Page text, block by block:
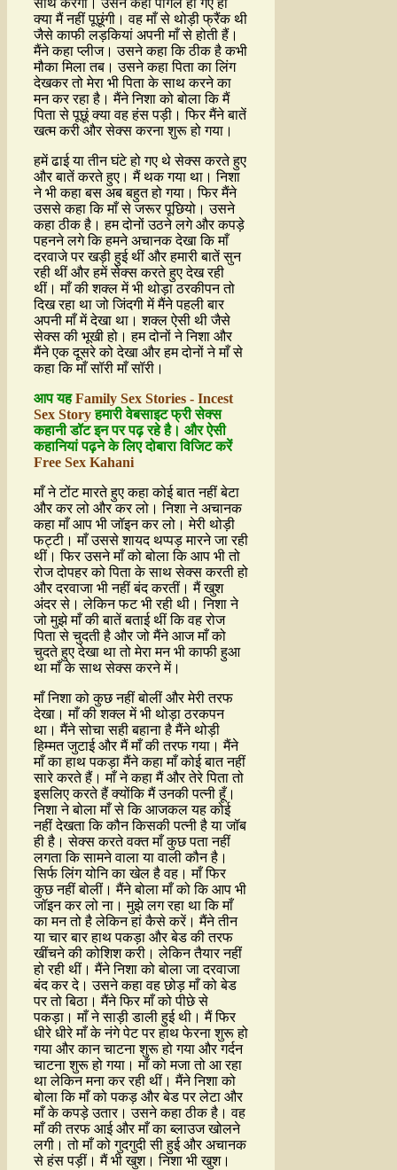
साथ करेगी। उसने कहा पागल हो गए हो
क्या मैं नहीं पूछूंगी। वह माँ से थोड़ी फ्रैंक थी
जैसे काफी लड़कियां अपनी माँ से होती हैं।
मैंने कहा प्लीज। उसने कहा कि ठीक है कभी
मौका मिला तब। उसने कहा पिता का लिंग
देखकर तो मेरा भी पिता के साथ करने का
मन कर रहा है। मैंने निशा को बोला कि मैं
पिता से पूछूं क्या वह हंस पड़ी। फिर मैंने बातें
खत्म करी और सेक्स करना शुरू हो गया।
हमें ढाई या तीन घंटे हो गए थे सेक्स करते हुए
और बातें करते हुए। मैं थक गया था। निशा
ने भी कहा बस अब बहुत हो गया। फिर मैंने
उससे कहा कि माँ से जरूर पूछियो। उसने
कहा ठीक है। हम दोनों उठने लगे और कपड़े
पहनने लगे कि हमने अचानक देखा कि माँ
दरवाजे पर खड़ी हुई थीं और हमारी बातें सुन
रही थीं और हमें सेक्स करते हुए देख रही
थीं। माँ की शक्ल में भी थोड़ा ठरकीपन तो
दिख रहा था जो जिंदगी में मैंने पहली बार
अपनी माँ में देखा था। शक्ल ऐसी थी जैसे
सेक्स की भूखी हो। हम दोनों ने निशा और
मैंने एक दूसरे को देखा और हम दोनों ने माँ से
कहा कि माँ सॉरी माँ सॉरी।
आप यहFamily Sex Stories - Incest
Sex Storyहमारी वेबसाइट फ्री सेक्स
कहानी डॉट इन पर पढ़ रहे है। और ऐसी
कहानियां पढ़ने के लिए दोबारा विजिट करें
Free Sex Kahani
माँ ने टोंट मारते हुए कहा कोई बात नहीं बेटा
और कर लो और कर लो। निशा ने अचानक
कहा माँ आप भी जॉइन कर लो। मेरी थोड़ी
फट्टी। माँ उससे शायद थप्पड़ मारने जा रही
थीं। फिर उसने माँ को बोला कि आप भी तो
रोज दोपहर को पिता के साथ सेक्स करती हो
और दरवाजा भी नहीं बंद करतीं। मैं खुश
अंदर से। लेकिन फट भी रही थी। निशा ने
जो मुझे माँ की बातें बताई थीं कि वह रोज
पिता से चुदती है और जो मैंने आज माँ को
चुदते हुए देखा था तो मेरा मन भी काफी हुआ
था माँ के साथ सेक्स करने में।
माँ निशा को कुछ नहीं बोलीं और मेरी तरफ
देखा। माँ की शक्ल में भी थोड़ा ठरकपन
था। मैंने सोचा सही बहाना है मैंने थोड़ी
हिम्मत जुटाई और मैं माँ की तरफ गया। मैंने
माँ का हाथ पकड़ा मैंने कहा माँ कोई बात नहीं
सारे करते हैं। माँ ने कहा मैं और तेरे पिता तो
इसलिए करते हैं क्योंकि मैं उनकी पत्नी हूँ।
निशा ने बोला माँ से कि आजकल यह कोई
नहीं देखता कि कौन किसकी पत्नी है या जॉब
ही है। सेक्स करते वक्त माँ कुछ पता नहीं
लगता कि सामने वाला या वाली कौन है।
सिर्फ लिंग योनि का खेल है वह। माँ फिर
कुछ नहीं बोलीं। मैंने बोला माँ को कि आप भी
जॉइन कर लो ना। मुझे लग रहा था कि माँ
का मन तो है लेकिन हां कैसे करें। मैंने तीन
या चार बार हाथ पकड़ा और बेड की तरफ
खींचने की कोशिश करी। लेकिन तैयार नहीं
हो रही थीं। मैंने निशा को बोला जा दरवाजा
बंद कर दे। उसने कहा वह छोड़ माँ को बेड
पर तो बिठा। मैंने फिर माँ को पीछे से
पकड़ा। माँ ने साड़ी डाली हुई थी। मैं फिर
धीरे धीरे माँ के नंगे पेट पर हाथ फेरना शुरू हो
गया और कान चाटना शुरू हो गया और गर्दन
चाटना शुरू हो गया। माँ को मजा तो आ रहा
था लेकिन मना कर रही थीं। मैंने निशा को
बोला कि माँ को पकड़ और बेड पर लेटा और
माँ के कपड़े उतार। उसने कहा ठीक है। वह
माँ की तरफ आई और माँ का ब्लाउज खोलने
लगी। तो माँ को गुदगुदी सी हुई और अचानक
से हंस पड़ीं। मैं भी खुश। निशा भी खुश।